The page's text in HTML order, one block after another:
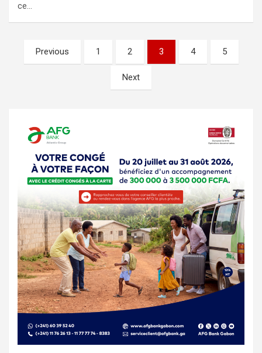
ce…
Pagination
des
Previous 1 2 3 4 5
Next